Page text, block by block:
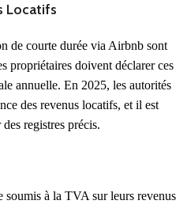
Locatifs
de courte durée via Airbnb sont
propriétaires doivent déclarer ces
annuelle. En 2025, les autorités
des revenus locatifs, et il est
registres précis.
soumis à la TVA sur leurs revenus